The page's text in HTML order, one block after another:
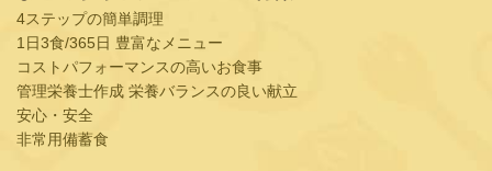
4ステップの簡単調理
1日3食/365日 豊富なメニュー
コストパフォーマンスの高いお食事
管理栄養士作成 栄養バランスの良い献立
安心・安全
非常用備蓄食